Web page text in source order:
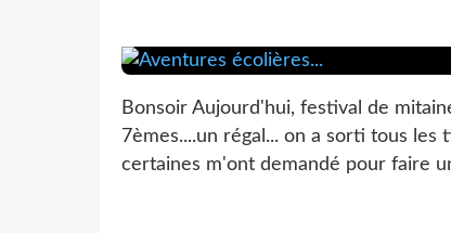
Bonsoir Aujourd'hui, festival de
7èmes....un régal... on a sorti tous les
certaines m'ont demandé pour faire